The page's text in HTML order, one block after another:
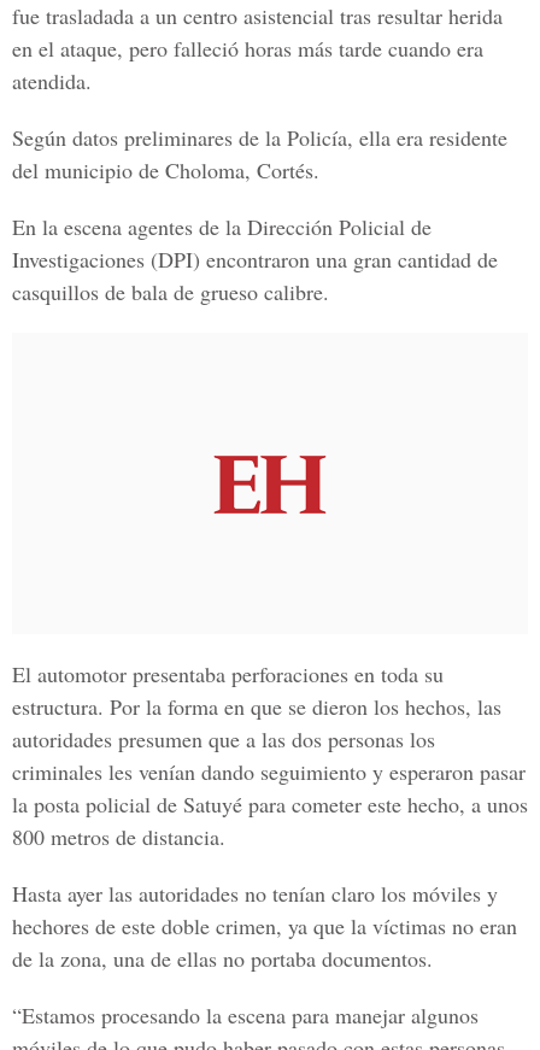
fue trasladada a un centro asistencial tras resultar herida
en el ataque, pero falleció horas más tarde cuando era
atendida.
Según datos preliminares de la Policía, ella era residente
del municipio de Choloma, Cortés.
En la escena agentes de la Dirección Policial de
Investigaciones (DPI) encontraron una gran cantidad de
casquillos de bala de grueso calibre.
El automotor presentaba perforaciones en toda su
estructura. Por la forma en que se dieron los hechos, las
autoridades presumen que a las dos personas los
criminales les venían dando seguimiento y esperaron pasar
la posta policial de Satuyé para cometer este hecho, a unos
800 metros de distancia.
Hasta ayer las autoridades no tenían claro los móviles y
hechores de este doble crimen, ya que la víctimas no eran
de la zona, una de ellas no portaba documentos.
“Estamos procesando la escena para manejar algunos